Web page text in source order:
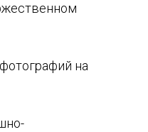
на